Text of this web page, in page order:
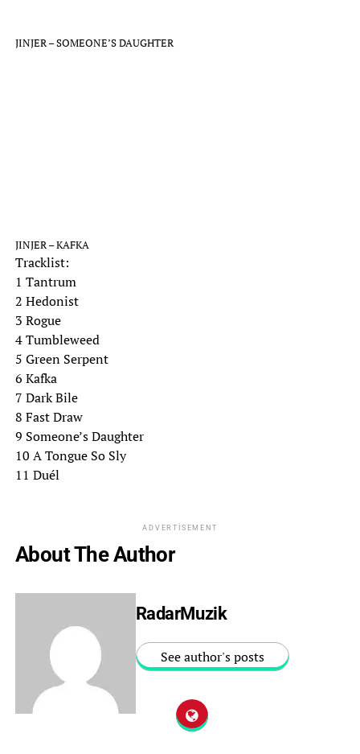
JINJER – SOMEONE’S DAUGHTER
JINJER – KAFKA
Tracklist:
1 Tantrum
2 Hedonist
3 Rogue
4 Tumbleweed
5 Green Serpent
6 Kafka
7 Dark Bile
8 Fast Draw
9 Someone’s Daughter
10 A Tongue So Sly
11 Duél
ADVERTISEMENT
About The Author
RadarMuzik
See author's posts